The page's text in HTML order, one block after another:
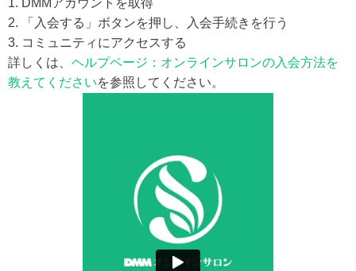
2. 「入会する」ボタンを押し、入会手続きを行う
3. コミュニティにアクセスする
詳しくは、 ヘルプページ：オンラインサロンの入会方法を
教えてくださいを参照してください。